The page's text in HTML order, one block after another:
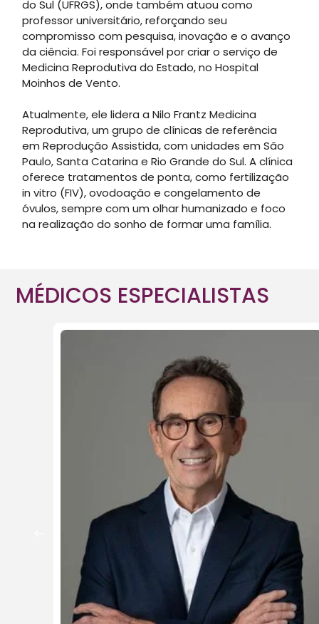
do Sul (UFRGS), onde também atuou como
professor universitário, reforçando seu
compromisso com pesquisa, inovação e o avanço
da ciência. Foi responsável por criar o serviço de
Medicina Reprodutiva do Estado, no Hospital
Moinhos de Vento.
Atualmente, ele lidera a Nilo Frantz Medicina
Reprodutiva, um grupo de clínicas de referência
em Reprodução Assistida, com unidades em São
Paulo, Santa Catarina e Rio Grande do Sul. A clínica
oferece tratamentos de ponta, como fertilização
in vitro (FIV), ovodoação e congelamento de
óvulos, sempre com um olhar humanizado e foco
na realização do sonho de formar uma família.
MÉDICOS ESPECIALISTAS